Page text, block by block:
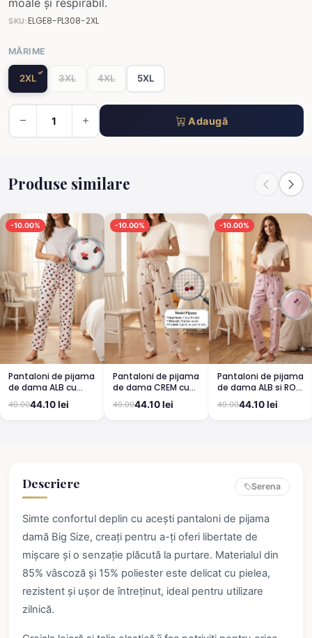
moale și respirabil.
SKU:ELGE8-PL308-2XL
MĂRIME
2XL 3XL 4XL 5XL
Adaugă
Produse similare
-10.00%
Pantaloni de pijama
de dama ALB cu
buburuze
49.0044.10 lei
-10.00%
Pantaloni de pijama
de dama CREM cu
CIRESE
49.0044.10 lei
-10.00%
Pantaloni de pijama
de dama ALB si ROZ
cu cirese
49.0044.10 lei
Descriere Serena
Simte confortul deplin cu acești pantaloni de pijama
damă Big Size, creați pentru a-ți oferi libertate de
mișcare și o senzație plăcută la purtare. Materialul din
85% vâscoză și 15% poliester este delicat cu pielea,
rezistent și ușor de întreținut, ideal pentru utilizare
zilnică.